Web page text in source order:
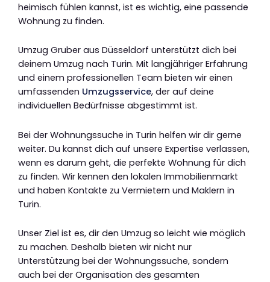
heimisch fühlen kannst, ist es wichtig, eine passende
Wohnung zu finden.
Umzug Gruber aus Düsseldorf unterstützt dich bei
deinem Umzug nach Turin. Mit langjähriger Erfahrung
und einem professionellen Team bieten wir einen
umfassenden Umzugsservice, der auf deine
individuellen Bedürfnisse abgestimmt ist.
Bei der Wohnungssuche in Turin helfen wir dir gerne
weiter. Du kannst dich auf unsere Expertise verlassen,
wenn es darum geht, die perfekte Wohnung für dich
zu finden. Wir kennen den lokalen Immobilienmarkt
und haben Kontakte zu Vermietern und Maklern in
Turin.
Unser Ziel ist es, dir den Umzug so leicht wie möglich
zu machen. Deshalb bieten wir nicht nur
Unterstützung bei der Wohnungssuche, sondern
auch bei der Organisation des gesamten